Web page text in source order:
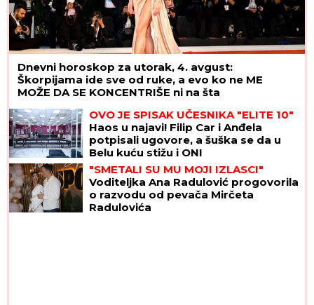
Dnevni horoskop za utorak, 4. avgust:
Škorpijama ide sve od ruke, a evo ko ne ME
MOŽE DA SE KONCENTRIŠE ni na šta
OVO JE SPISAK UČESNIKA "ELITE 10"
Haos u najavi! Filip Car i Anđela
potpisali ugovore, a šuška se da u
Belu kuću stižu i ONI
"SMETALI SU MU MOJI IZLASCI"
Voditeljka Ana Radulović progovorila
o razvodu od pevača Mirčeta
Radulovića